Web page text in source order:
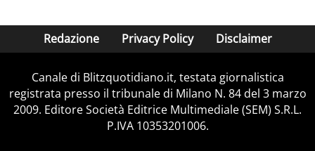
Redazione Privacy Policy Disclaimer
Canale di Blitzquotidiano.it, testata giornalistica
registrata presso il tribunale di Milano N. 84 del 3 marzo
2009. Editore Società Editrice Multimediale (SEM) S.R.L.
P.IVA 10353201006.